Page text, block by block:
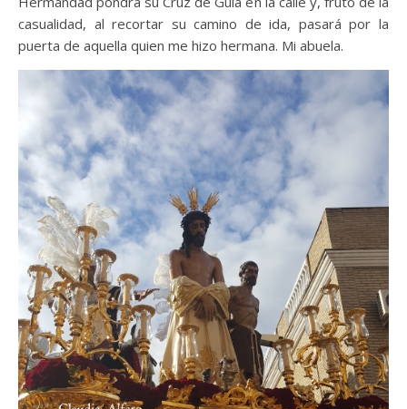
casualidad, al recortar su camino de ida, pasará por la
puerta de aquella quien me hizo hermana. Mi abuela.